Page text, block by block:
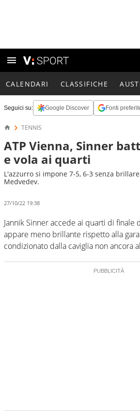
CALENDARI CLASSIFICHE
Seguici su: Google Discover Fonti
TENNIS
ATP Vienna, Sinner
e vola ai quarti
L'azzurro si impone 7-5, 6-3 senza
Medvedev.
27/10/22 19:38
Jannik Sinner accede ai quarti di finale
appare meno brillante rispetto alla
condizionato dalla caviglia non ancora